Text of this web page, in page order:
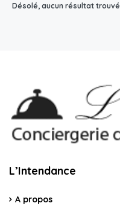
Désolé, aucun résultat trouvé
L’Intendance
A propos